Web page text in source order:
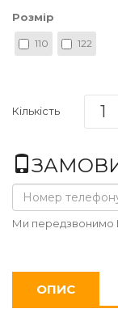
Розмір
110 122
Кількість
Ми передзвонимо
ОПИС